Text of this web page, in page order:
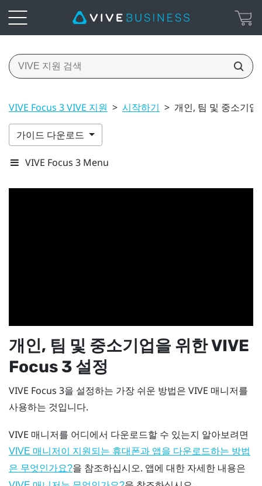
VIVE Focus 3 VIVE 지원 > 시작하기 > 개인, 팀 및 중소기
가이드 다운로드
VIVE Focus 3 Menu
개인, 팀 및 중소기업을 위한VIVE
Focus 3 설정
VIVE Focus 3을 설정하는 가장 쉬운 방법은 VIVE 매니저를
사용하는 것입니다.
VIVE 매니저를 어디에서 다운로드할 수 있는지 알아보려면
VIVE 매니저이 지원되는 휴대폰과 앱을 다운로드하는 방법
은 무엇인가요?을 참조하십시오. 앱에 대한 자세한 내용은